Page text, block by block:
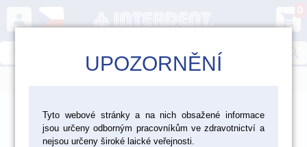
person shopping_cart
0
> CAD/CAM > Frézování > Nástroje >
Nástroje pro CoCr a Ti
UPOZORNĚNÍ
Tyto webové stránky a na nich obsažené informace
jsou určeny odborným pracovníkům ve zdravotnictví a
nejsou určeny široké laické veřejnosti.